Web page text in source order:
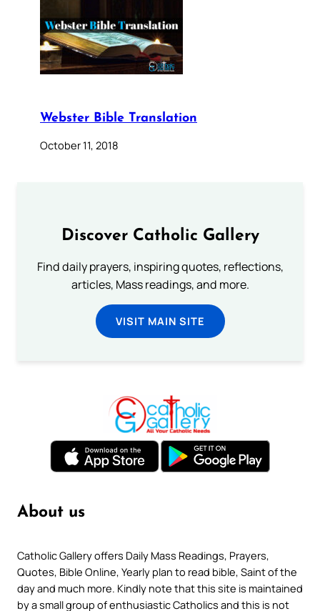
Webster Bible Translation
October 11, 2018
Discover Catholic Gallery
Find daily prayers, inspiring quotes, reflections,
articles, Mass readings, and more.
VISIT MAIN SITE
About us
Catholic Gallery offers Daily Mass Readings, Prayers,
Quotes, Bible Online, Yearly plan to read bible, Saint of the
day and much more. Kindly note that this site is maintained
by a small group of enthusiastic Catholics and this is not